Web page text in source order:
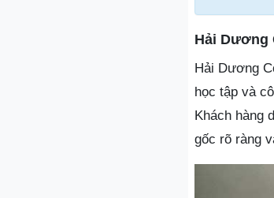
Hải Dương
Hải Dương
học tập và
Khách hàng
gốc rõ ràng